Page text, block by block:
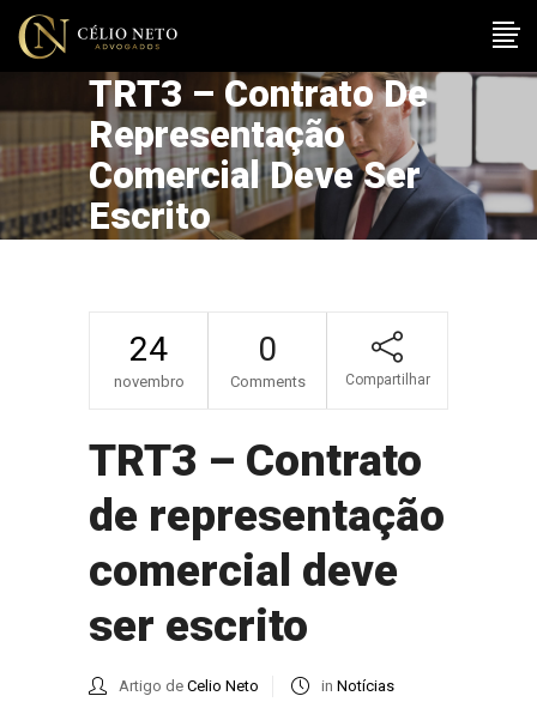
TRT3 – Contrato De
Representação
Comercial Deve Ser
Escrito
24
novembro
0
Comments Compartilhar
TRT3 – Contrato
de representação
comercial deve
ser escrito
Artigo de Celio Neto in Notícias